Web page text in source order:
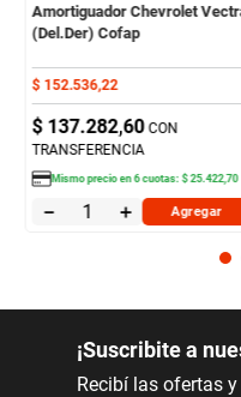
Amortiguador Chevrolet
(Del.Der) Cofap
$ 152.536,22
$ 137.282,60 CON
TRANSFERENCIA
Mismo precio en6cuotas:$ 25.422,70
＋
－ Agregar
¡Suscribite a
Recibí las ofertas